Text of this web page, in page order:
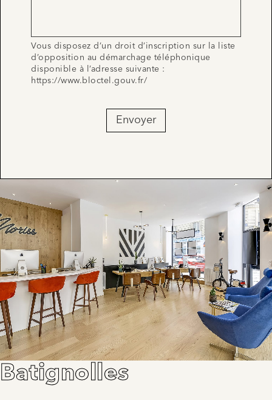
Vous disposez d’un droit d’inscription sur la liste
d’opposition au démarchage téléphonique
disponible à l’adresse suivante :
https://www.bloctel.gouv.fr/
Envoyer
Batignolles